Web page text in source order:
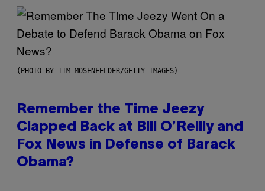
(PHOTO BY TIM MOSENFELDER/GETTY IMAGES)
Remember the Time Jeezy
Clapped Back at Bill O’Reilly and
Fox News in Defense of Barack
Obama?